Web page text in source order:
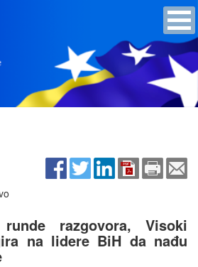
razgovora, Visoki
na lidere BiH da nađu